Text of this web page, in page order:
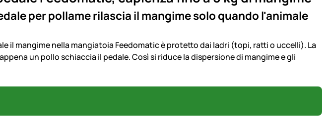
per pollame rilascia il mangime solo quando l'animale
il mangime nella mangiatoia Feedomatic è protetto dai ladri (topi, ratti o uccelli). La
un pollo schiaccia il pedale. Così si riduce la dispersione di mangime e gli